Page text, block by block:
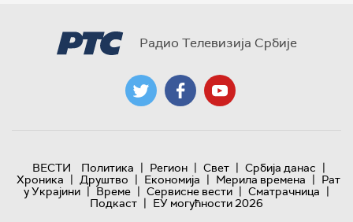
Радио Телевизија Србије
ВЕСТИ Политика | Регион | Свет | Србија данас |
Хроника | Друштво | Економија | Мерила времена | Рат
у Украјини | Време | Сервисне вести | Сматрачница |
Подкаст | ЕУ могућности 2026